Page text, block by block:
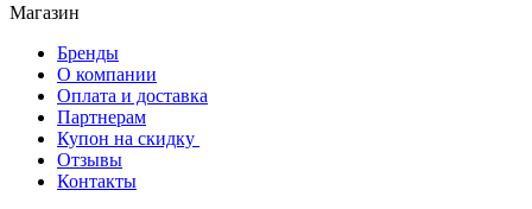
Магазин
Бренды
О компании
Оплата и доставка
Партнерам
Купон на скидку
Отзывы
Контакты